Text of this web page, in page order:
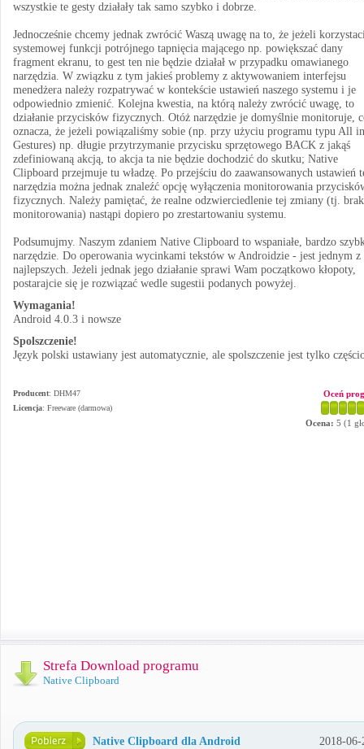
wszystkie te gesty działały tak samo szybko i dobrze.
Jednocześnie chcemy jednak zwrócić Waszą uwagę na to, że jeżeli
systemowej funkcji potrójnego tapnięcia mającego np. powiększać dany
fragment ekranu, to gest ten nie będzie działał w przypadku omawianego
narzędzia. W związku z tym jakieś problemy z aktywowaniem interfejsu
menedżera należy rozpatrywać w kontekście ustawień naszego systemu i je
odpowiednio zmienić. Kolejna kwestia, na którą należy zwrócić uwagę, to
działanie przycisków fizycznych. Otóż narzędzie je domyślnie monitoruje,
oznacza, że jeżeli powiązaliśmy sobie (np. przy użyciu programu typu All
Gestures) np. długie przytrzymanie przycisku sprzętowego BACK z jakąś
zdefiniowaną akcją, to akcja ta nie będzie dochodzić do skutku; Native
Clipboard przejmuje tu władzę. Po przejściu do zaawansowanych ustawień
narzędzia można jednak znaleźć opcję wyłączenia monitorowania
fizycznych. Należy pamiętać, że realne odzwierciedlenie tej zmiany (tj. brak
monitorowania) nastąpi dopiero po zrestartowaniu systemu.
Podsumujmy. Naszym zdaniem Native Clipboard to wspaniałe, bardzo
narzędzie. Do operowania wycinkami tekstów w Androidzie - jest jednym z
najlepszych. Jeżeli jednak jego działanie sprawi Wam początkowo kłopoty,
postarajcie się je rozwiązać wedle sugestii podanych powyżej.
Wymagania!
Android 4.0.3 i nowsze
Spolszczenie!
Język polski ustawiany jest automatycznie, ale spolszczenie jest tylko
Producent: DHM47
Licencja: Freeware (darmowa)
Oceń
Ocena: 5 (1
Strefa Download programu
Native Clipboard
Native Clipboard dla Android 2018-06-